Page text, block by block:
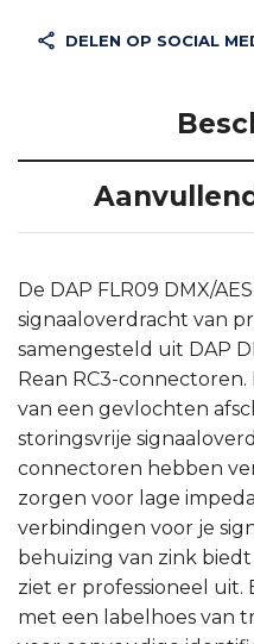
DELEN OP SOCIAL
De DAP FLR09 DMX/
signaaloverdracht van
samengesteld uit DAP
Rean RC3-
van een gevlochten
storingsvrije
connectoren hebben
zorgen voor lage
verbindingen voor je
behuizing van zink
ziet er professioneel
met een labelhoes van